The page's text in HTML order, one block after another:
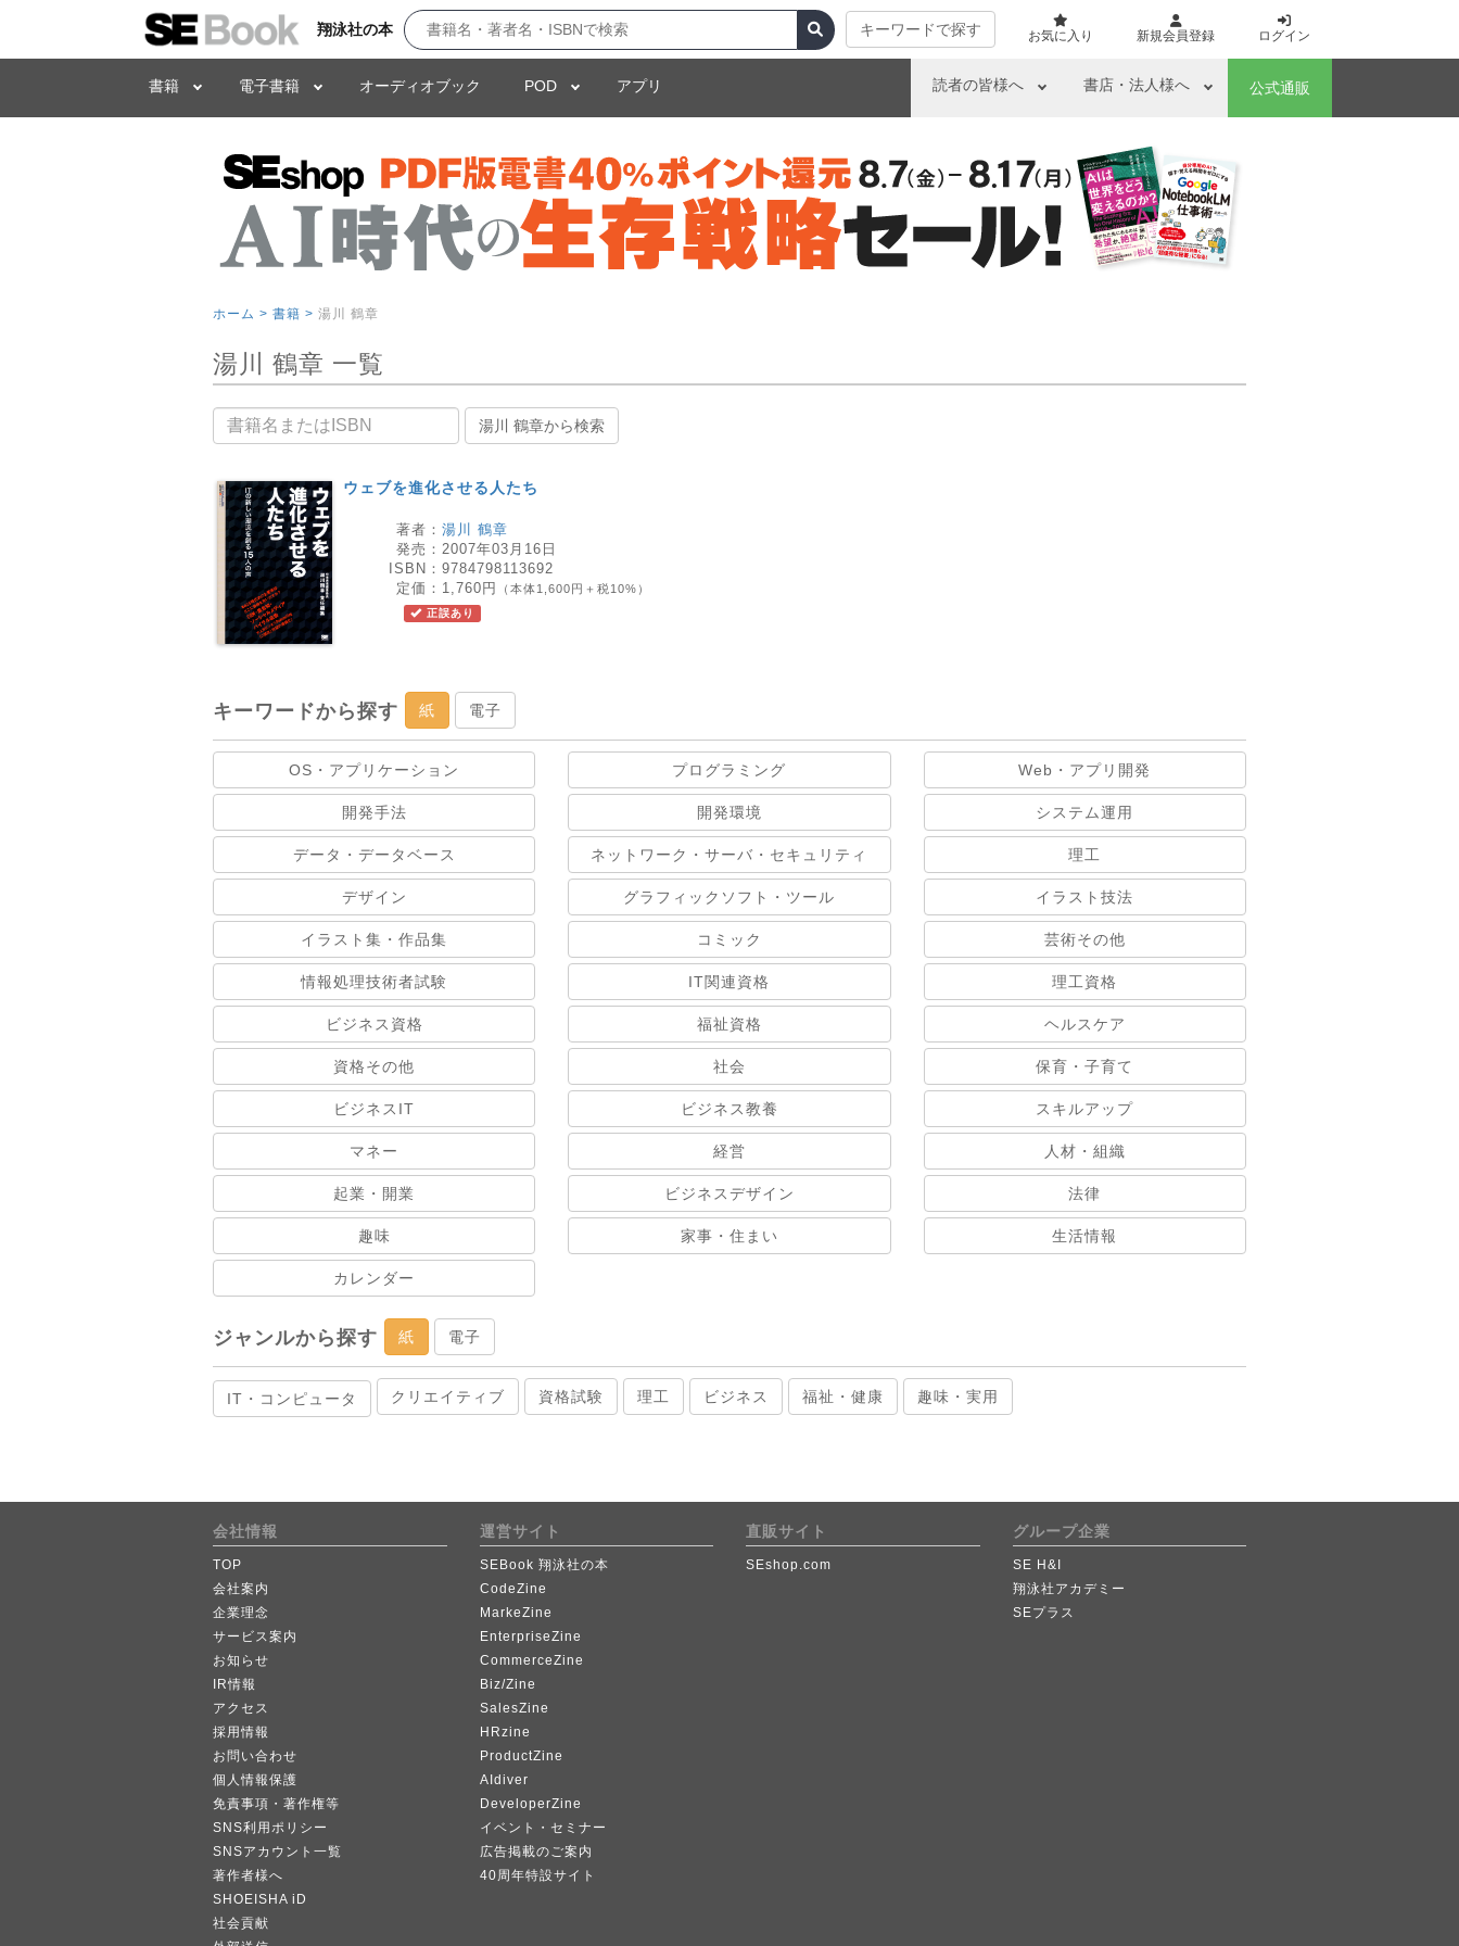
翔泳社の本 キーワードで探す お気に入り 新規会員登録 ログイン
書籍 電子書籍 オーディオブック POD アプリ 読者の皆様へ 書店・法人様へ 公式通販
ホーム > 書籍 > 湯川 鶴章
湯川 鶴章 一覧
書籍名 湯川 鶴章から検索
ウェブを進化させる人たち
著者： 湯川 鶴章
発売： 2007年03月16日
ISBN： 9784798113692
定価： 1,760円 （本体1,600円＋税10%）
正誤あり
キーワードから探す 紙 電子
OS・アプリケーション プログラミング Web・アプリ開発
開発手法 開発環境 システム運用
データ・データベース ネットワーク・サーバ・セキュリティ 理工
デザイン グラフィックソフト・ツール イラスト技法
イラスト集・作品集 コミック 芸術その他
情報処理技術者試験 IT関連資格 理工資格
ビジネス資格 福祉資格 ヘルスケア
資格その他 社会 保育・子育て
ビジネスIT ビジネス教養 スキルアップ
マネー 経営 人材・組織
起業・開業 ビジネスデザイン 法律
趣味 家事・住まい 生活情報
カレンダー
ジャンルから探す 紙 電子
IT・コンピュータ クリエイティブ 資格試験 理工 ビジネス 福祉・健康 趣味・実用
会社情報
TOP
会社案内
企業理念
サービス案内
お知らせ
IR情報
アクセス
採用情報
お問い合わせ
個人情報保護
免責事項・著作権等
SNS利用ポリシー
SNSアカウント一覧
著作者様へ
SHOEISHA iD
社会貢献
運営サイト
SEBook 翔泳社の本
CodeZine
MarkeZine
EnterpriseZine
CommerceZine
Biz/Zine
SalesZine
HRzine
ProductZine
AIdiver
DeveloperZine
イベント・セミナー
広告掲載のご案内
40周年特設サイト
直販サイト
SEshop.com
グループ企業
SE H&I
翔泳社アカデミー
SEプラス